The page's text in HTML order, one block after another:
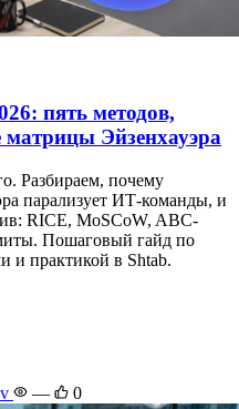
пять методов,
матрицы Эйзенхауэра
Разбираем, почему
парализует ИТ-команды, и
RICE, MoSCoW, ABC-
Пошаговый гайд по
и практикой в Shtab.
— 0